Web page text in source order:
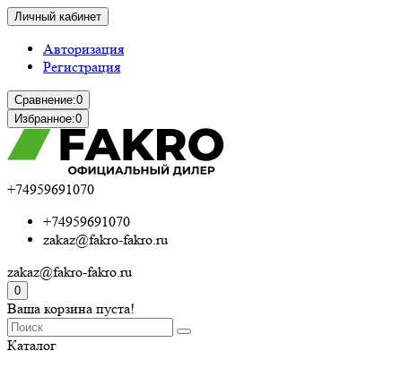
Личный кабинет
Авторизация
Регистрация
Сравнение:0
Избранное:0
+74959691070
+74959691070
zakaz@fakro-fakro.ru
zakaz@fakro-fakro.ru
0
Ваша корзина пуста!
Каталог